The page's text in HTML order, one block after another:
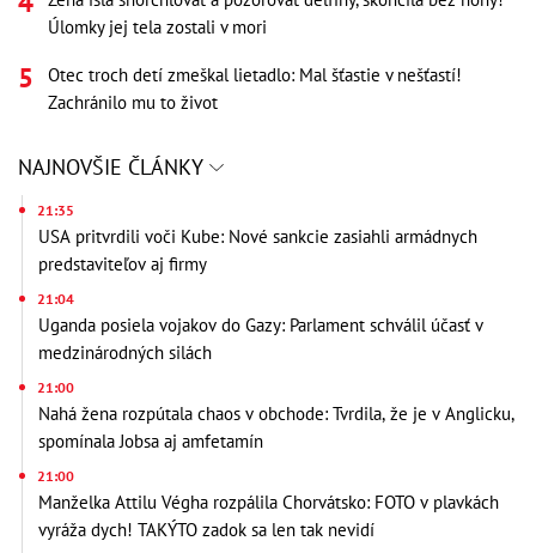
Úlomky jej tela zostali v mori
Otec troch detí zmeškal lietadlo: Mal šťastie v nešťastí!
Zachránilo mu to život
NAJNOVŠIE ČLÁNKY
21:35
USA pritvrdili voči Kube: Nové sankcie zasiahli armádnych
predstaviteľov aj firmy
21:04
Uganda posiela vojakov do Gazy: Parlament schválil účasť v
medzinárodných silách
21:00
Nahá žena rozpútala chaos v obchode: Tvrdila, že je v Anglicku,
spomínala Jobsa aj amfetamín
21:00
Manželka Attilu Végha rozpálila Chorvátsko: FOTO v plavkách
vyráža dych! TAKÝTO zadok sa len tak nevidí